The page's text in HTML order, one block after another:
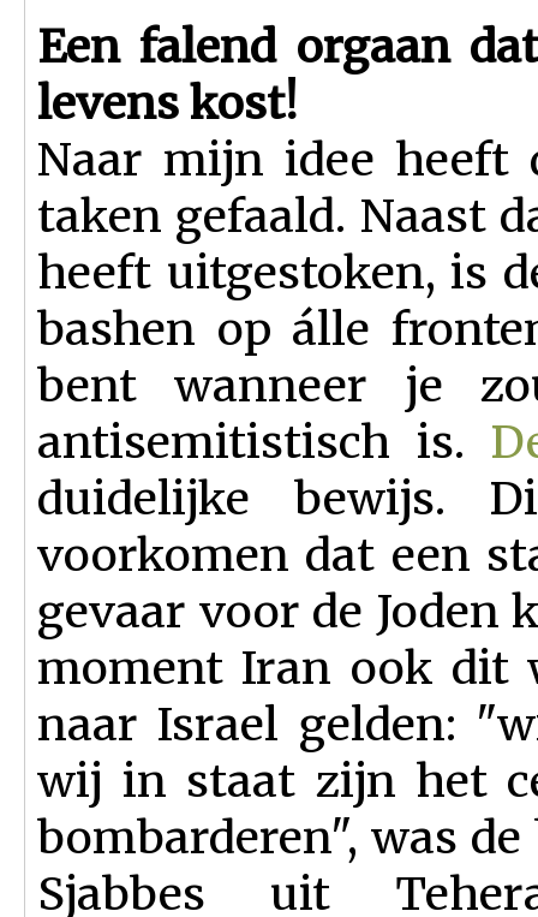
Een falend orgaan
levens kost!
Naar mijn idee heeft
taken gefaald. Naast
heeft uitgestoken, is
bashen op álle
bent wanneer je
antisemitistisch is.
duidelijke bewijs.
voorkomen dat een
gevaar voor de Joden
moment Iran ook dit
naar Israel gelden:
wij in staat zijn het
bombarderen", was
Sjabbes uit